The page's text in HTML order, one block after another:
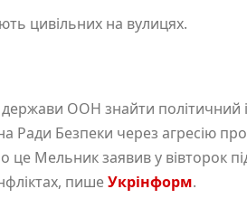
цивільних на вулицях.
держави ООН знайти політичний
Ради Безпеки через агресію
Мельник заявив у вівторок
пишеУкрінформ.